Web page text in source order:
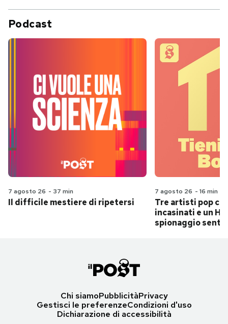
Podcast
7 agosto 26 - 37 min
Il difficile mestiere di ripetersi
7 agosto 26 - 16 min
Tre artisti pop
incasinati e un
spionaggio
Chi siamoPubblicitàPrivacy
Gestisci le preferenzeCondizioni d'uso
Dichiarazione di accessibilità